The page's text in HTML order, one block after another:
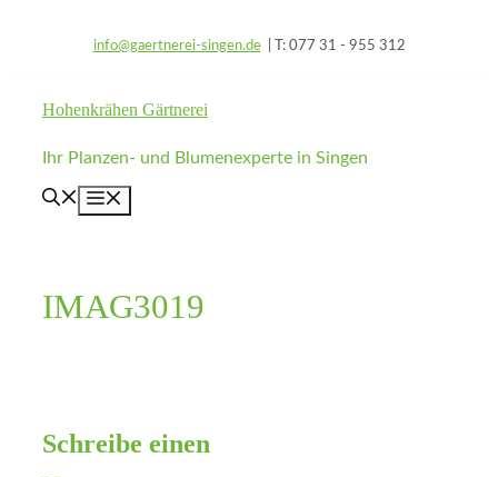
info@gaertnerei-singen.de| T: 077 31 - 955 312
Hohenkrähen Gärtnerei
Ihr Planzen- und Blumenexperte in Singen
IMAG3019
Schreibe einen